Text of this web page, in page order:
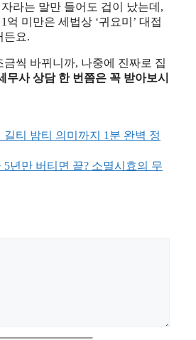
라는 말만 들어도 겁이 났는데,
억 미만은 세법상 ‘귀요미’ 대접
든요.
씩 바뀌니까, 나중에 진짜로 집
무사 상담 한 번쯤은 꼭 받아보시
길티 밤티 의미까지 1분 완벽 정
년만 버티면 끝? 소멸시효의 무